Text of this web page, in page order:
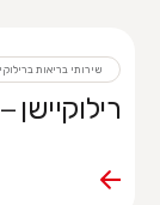
שירותי בריאות